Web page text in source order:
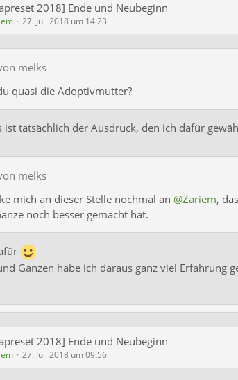
2018] Ende und Neubeginn
27. Juli 2018 um 14:23
melks
quasi die Adoptivmutter?
ist tatsächlich der Ausdruck, den ich dafür
melks
mich an dieser Stelle nochmal an @Zariem,
noch besser gemacht hat.
Ganzen habe ich daraus ganz viel Erfahrung
2018] Ende und Neubeginn
27. Juli 2018 um 09:56